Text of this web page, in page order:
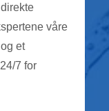
våre
et
7 for